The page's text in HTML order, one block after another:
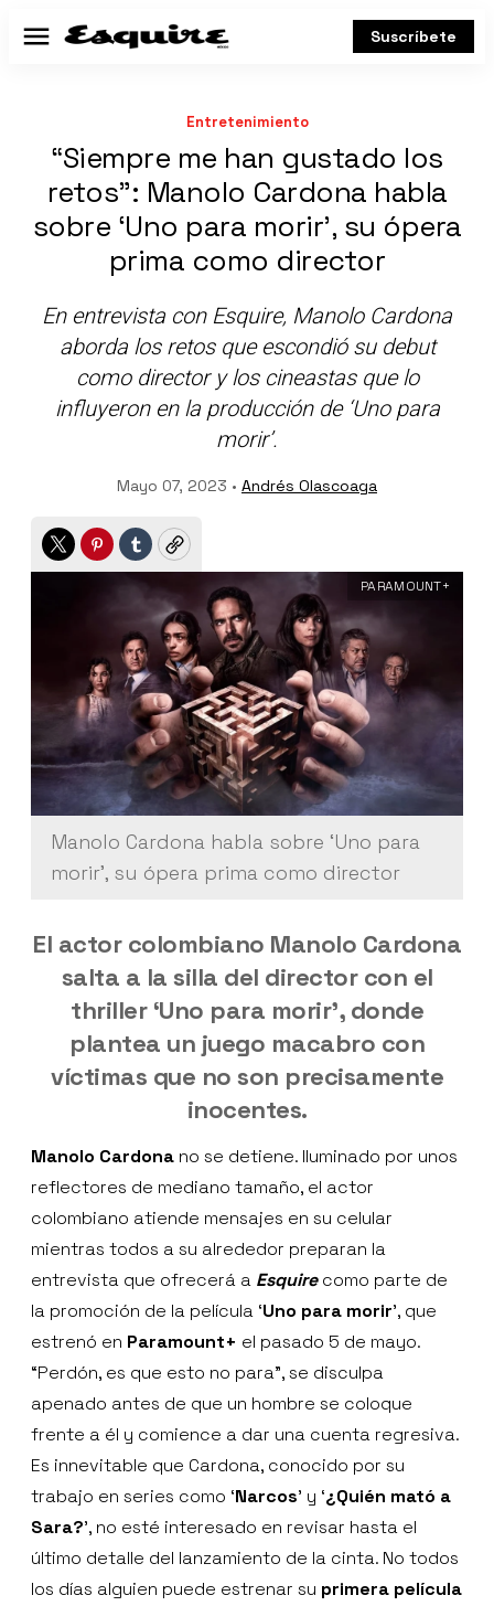
Menú Suscríbete
Entretenimiento
“Siempre me han gustado los
retos": Manolo Cardona habla
sobre ‘Uno para morir’, su ópera
prima como director
En entrevista con Esquire, Manolo Cardona
aborda los retos que escondió su debut
como director y los cineastas que lo
influyeron en la producción de ‘Uno para
morir’.
Mayo 07, 2023 • Andrés Olascoaga
TwitterPinterest
TumblrCopy
Manolo Cardona habla sobre ‘Uno para
morir’, su ópera prima como director
PARAMOUNT+
El actor colombiano Manolo Cardona
salta a la silla del director con el
thriller ‘Uno para morir’, donde
plantea un juego macabro con
víctimas que no son precisamente
inocentes.
Manolo Cardona no se detiene. Iluminado por unos
reflectores de mediano tamaño, el actor
colombiano atiende mensajes en su celular
mientras todos a su alrededor preparan la
entrevista que ofrecerá a Esquirecomo parte de
la promoción de la película ‘Uno para morir', que
estrenó en Paramount+ el pasado 5 de mayo.
“Perdón, es que esto no para”, se disculpa
apenado antes de que un hombre se coloque
frente a él y comience a dar una cuenta regresiva.
Es innevitable que Cardona, conocido por su
trabajo en series como ‘Narcos’ y ‘¿Quién mató a
Sara?', no esté interesado en revisar hasta el
último detalle del lanzamiento de la cinta. No todos
los días alguien puede estrenar su primera película